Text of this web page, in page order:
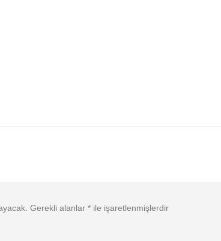
Gerekli alanlar * ile işaretlenmişlerdir